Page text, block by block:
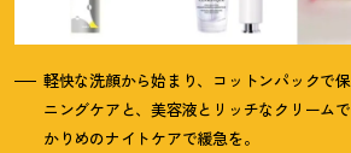
軽快な洗顔から始まり、コットンパックで
ニングケアと、美容液とリッチなクリーム
かりめのナイトケアで緩急を。